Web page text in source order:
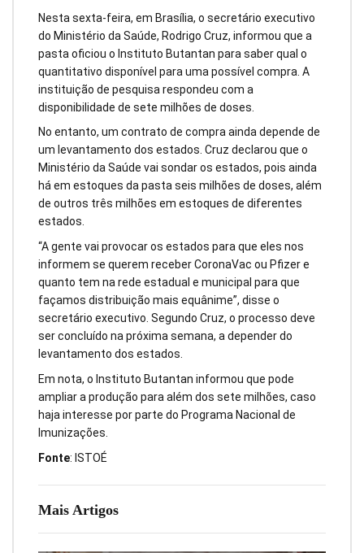
Mais Artigos
Nesta sexta-feira, em Brasília, o secretário executivo
do Ministério da Saúde, Rodrigo Cruz, informou que a
pasta oficiou o Instituto Butantan para saber qual o
quantitativo disponível para uma possível compra. A
instituição de pesquisa respondeu com a
disponibilidade de sete milhões de doses.
No entanto, um contrato de compra ainda depende de
um levantamento dos estados. Cruz declarou que o
Ministério da Saúde vai sondar os estados, pois ainda
há em estoques da pasta seis milhões de doses, além
de outros três milhões em estoques de diferentes
estados.
“A gente vai provocar os estados para que eles nos
informem se querem receber CoronaVac ou Pfizer e
quanto tem na rede estadual e municipal para que
façamos distribuição mais equânime”, disse o
secretário executivo. Segundo Cruz, o processo deve
ser concluído na próxima semana, a depender do
levantamento dos estados.
Em nota, o Instituto Butantan informou que pode
ampliar a produção para além dos sete milhões, caso
haja interesse por parte do Programa Nacional de
Imunizações.
Fonte: ISTOÉ